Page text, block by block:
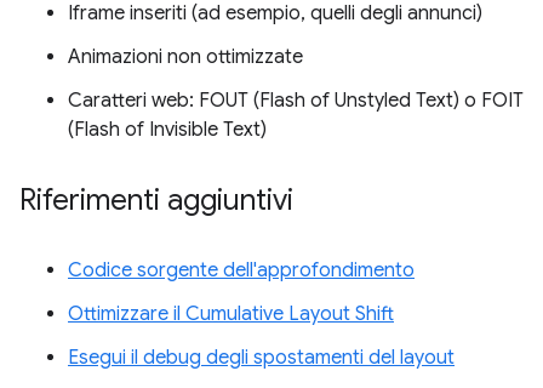
Iframe inseriti (ad esempio, quelli degli annunci)
Animazioni non ottimizzate
Caratteri web: FOUT (Flash of Unstyled Text) o FOIT
(Flash of Invisible Text)
Riferimenti aggiuntivi
Codice sorgente dell'approfondimento
Ottimizzare il Cumulative Layout Shift
Esegui il debug degli spostamenti del layout